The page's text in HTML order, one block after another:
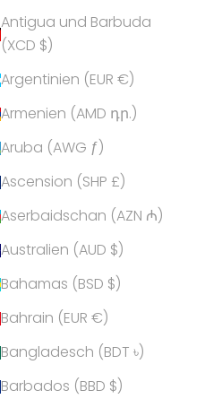
Antigua und Barbuda
(XCD $)
Argentinien (EUR €)
Armenien (AMD դր.)
Aruba (AWG ƒ)
Ascension (SHP £)
Aserbaidschan (AZN ₼)
Australien (AUD $)
Bahamas (BSD $)
Bahrain (EUR €)
Bangladesch (BDT ৳)
Barbados (BBD $)
Glamour aus.
atemberaubende
Glanz. Ideal für
von Exklusivität zu
pure Raffinesse